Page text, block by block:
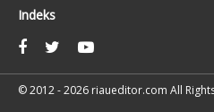
Indeks
© 2012 - 2026 riaueditor.com All